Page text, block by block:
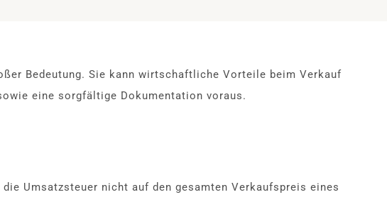
Bedeutung. Sie kann wirtschaftliche Vorteile beim Verkauf
eine sorgfältige Dokumentation voraus.
die Umsatzsteuer nicht auf den gesamten Verkaufspreis eines